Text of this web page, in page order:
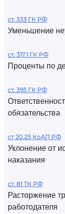
ст. 333 ГК РФ
Уменьшение
ст. 317.1 ГК РФ
Проценты по
ст. 395 ГК РФ
обязательства
ст 20.25 КоАП РФ
Уклонение от
наказания
ст. 81 ТК РФ
Расторжение
работодателя